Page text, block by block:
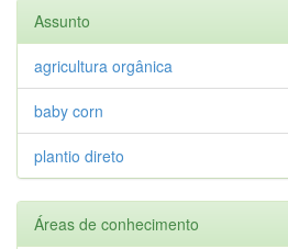
Assunto
agricultura orgânica
baby corn
plantio direto
Áreas de conhecimento